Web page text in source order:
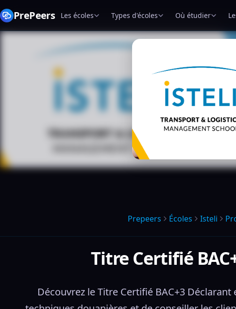
PrePeers Les écoles Types d'écoles Où étudier
Prepeers Écoles Isteli
Titre Certifié
Découvrez le Titre Certifié BAC+3